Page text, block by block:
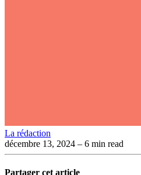
La rédaction
décembre 13, 2024 – 6 min read
Partager cet article